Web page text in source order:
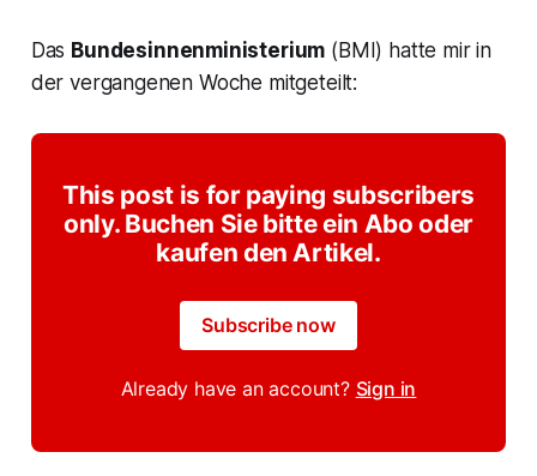
Das Bundesinnenministerium (BMI) hatte mir in
der vergangenen Woche mitgeteilt:
This post is for paying subscribers
only. Buchen Sie bitte ein Abo oder
kaufen den Artikel.
Subscribe now
Already have an account? Sign in